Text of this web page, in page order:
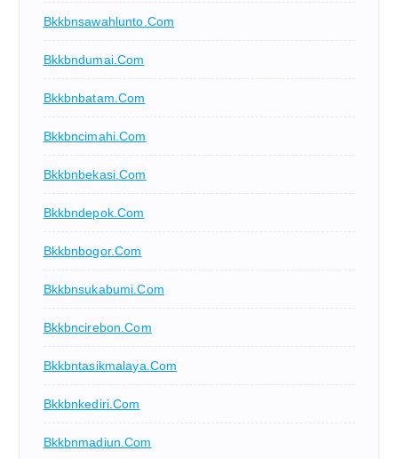
Bkkbnsawahlunto.com
Bkkbndumai.com
Bkkbnbatam.com
Bkkbncimahi.com
Bkkbnbekasi.com
Bkkbndepok.com
Bkkbnbogor.com
Bkkbnsukabumi.com
Bkkbncirebon.com
Bkkbntasikmalaya.com
Bkkbnkediri.com
Bkkbnmadiun.com